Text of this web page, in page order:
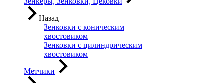
Назад
Зенковки с коническим
хвостовиком
Зенковки с цилиндрическим
хвостовиком
Метчики